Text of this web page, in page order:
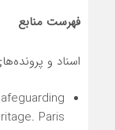
فهرست منابع
اسناد و
Paris.